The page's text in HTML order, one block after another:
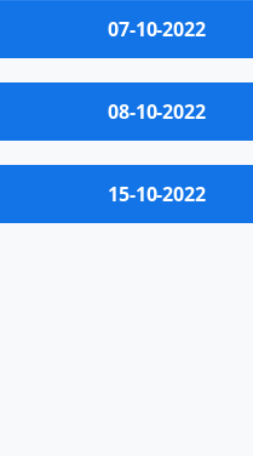
07-10-2022
08-10-2022
15-10-2022